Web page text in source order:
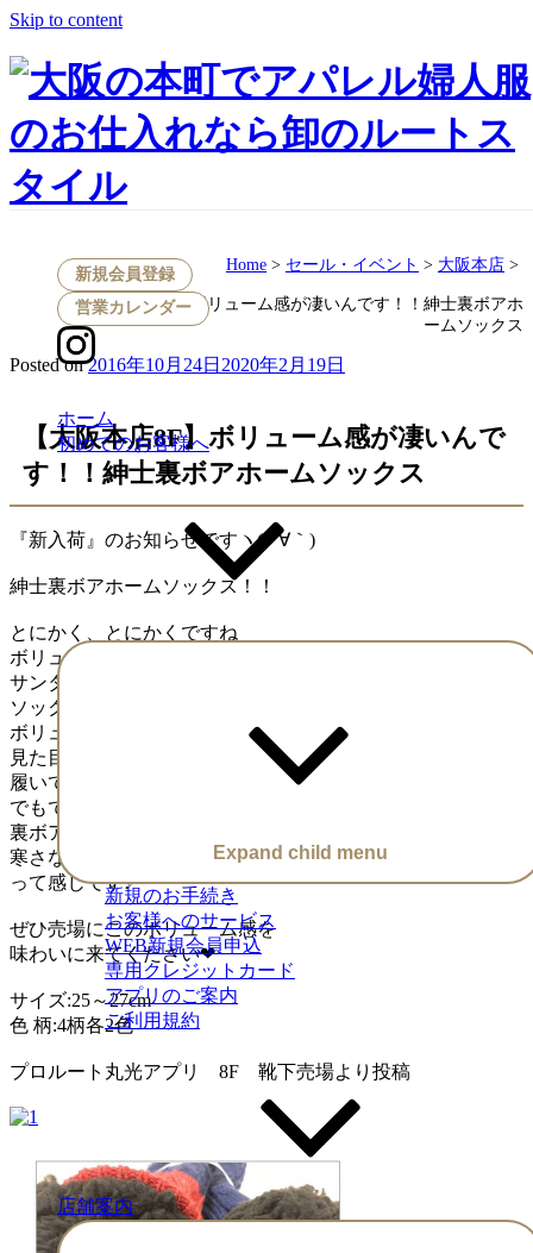
Skip to content
新規会員登録
営業カレンダー
ホーム
初めてのお客様へ
Expand child menu
新規のお手続き
お客様へのサービス
WEB新規会員申込
専用クレジットカード
アプリのご案内
ご利用規約
店舗案内
セール・イベント
Home > セール・イベント > 大阪本店 >
【大阪本店8F】ボリューム感が凄いんです！！紳士裏ボアホ
ームソックス
Posted on 2016年10月24日 2020年2月19日
【大阪本店8F】ボリューム感が凄いんで
す！！紳士裏ボアホームソックス
『新入荷』のお知らせですヽ(*´∀｀)
紳士裏ボアホームソックス！！
とにかく、とにかくですね
ボリューム感が凄いんです！！
サンタさんからのプレゼント用に置いておく
ソックスみたいなくらい
ボリューム感が凄いんです！！
見た目もボリューミー。
履いてもボリューミー。
でもでも、とても暖かいんです(о´∀`о)
裏ボアでふわふわモコモコなので
寒さなんて吹っ飛んじゃう٩( ᐛ )و
って感じです♪
ぜひ売場にこのボリューム感を
味わいに来てください❤︎
サイズ:25～27cm
色 柄:4柄各2色
プロルート丸光アプリ 8F 靴下売場より投稿